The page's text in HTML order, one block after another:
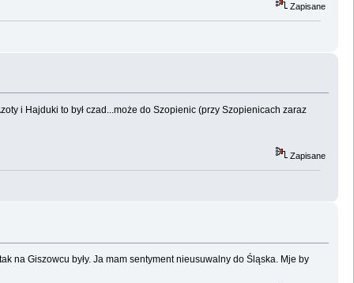
Zapisane
i Hajduki to był czad...może do Szopienic (przy Szopienicach zaraz
Zapisane
na Giszowcu były. Ja mam sentyment nieusuwalny do Śląska. Mje by